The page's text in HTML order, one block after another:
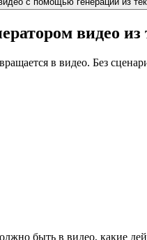
видео
в видео. Без
быть в видео, какие